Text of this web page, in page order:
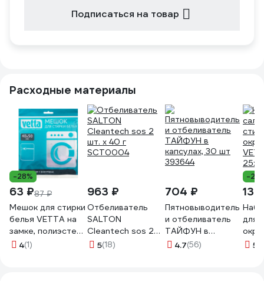
Подписаться на товар
Расходные материалы
-28%
63 ₽87 ₽
Мешок для стирки
белья VETTA на
замке, полиэстер,
40x50 см 452-
4(1)
963 ₽
Отбеливатель
SALTON
Cleantech sos 2
шт. х 40 г
5(18)
704 ₽
Пятновыводитель
и отбеливатель
ТАЙФУН в
капсулах, 30 шт
4.7(56)
-
для
5